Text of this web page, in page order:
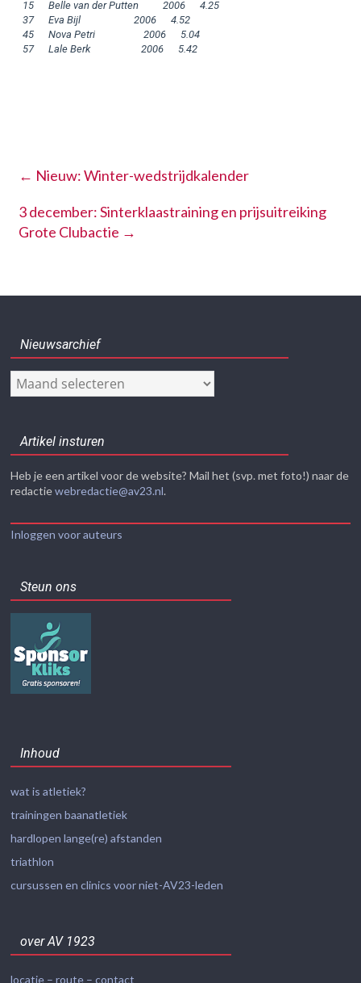
15      Belle van der Putten          2006      4.25
37      Eva Bijl                      2006      4.52
45      Nova Petri                    2006      5.04
← Nieuw: Winter-wedstrijdkalender
3 december: Sinterklaastraining en prijsuitreiking
Grote Clubactie →
Nieuwsarchief
Nieuwsarchief
Artikel insturen
Heb je een artikel voor de website? Mail het (svp. met foto!) naar de
redactiewebredactie@av23.nl.
Inloggen voor auteurs
Steun ons
Inhoud
wat is atletiek?
trainingen baanatletiek
hardlopen lange(re) afstanden
triathlon
cursussen en clinics voor niet-AV23-leden
over AV 1923
locatie – route – contact